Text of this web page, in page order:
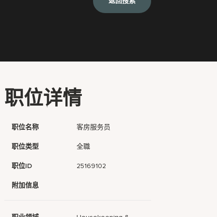
职位详情
职位名称 客房服务员
职位类型 全職
职位ID 25169102
附加信息